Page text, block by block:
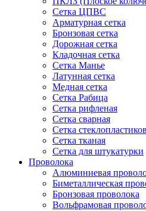
Сетка ЦПВС
Арматурная сетка
Бронзовая сетка
Дорожная сетка
Кладочная сетка
Сетка Манье
Латунная сетка
Медная сетка
Сетка Рабица
Сетка рифленая
Сетка сварная
Сетка
Сетка тканая
Сетка для штукатурки
Проволока
Алюминиевая
Биметаллическая
Бронзовая проволока
Вольфрамовая